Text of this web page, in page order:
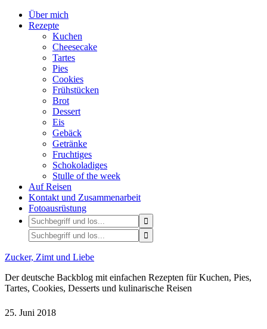
Über mich
Rezepte
Kuchen
Cheesecake
Tartes
Pies
Cookies
Frühstücken
Brot
Dessert
Eis
Gebäck
Getränke
Fruchtiges
Schokoladiges
Stulle of the week
Auf Reisen
Kontakt und Zusammenarbeit
Fotoausrüstung
Zucker, Zimt und Liebe
Der deutsche Backblog mit einfachen Rezepten für Kuchen, Pies,
Tartes, Cookies, Desserts und kulinarische Reisen
25. Juni 2018